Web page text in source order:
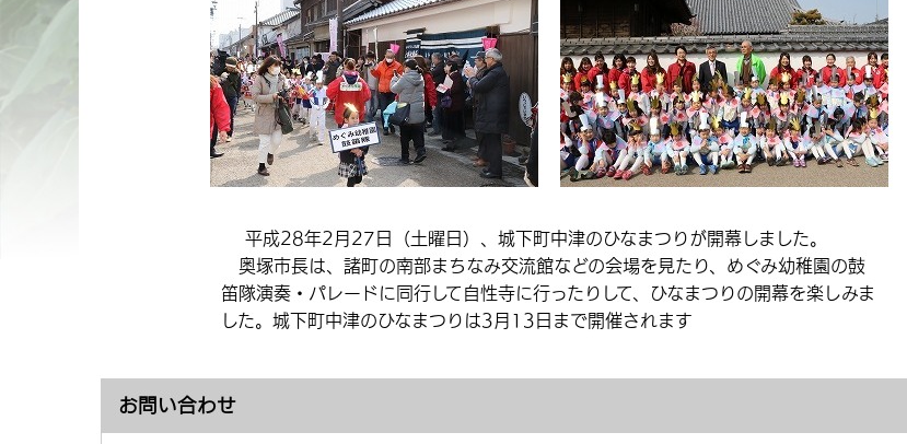
平成28年2月27日（土曜日）、城下町中津のひなまつりが開幕しました。
奥塚市長は、諸町の南部まちなみ交流館などの会場を見たり、めぐみ幼稚園の鼓
笛隊演奏・パレードに同行して自性寺に行ったりして、ひなまつりの開幕を楽しみま
した。城下町中津のひなまつりは3月13日まで開催されます
お問い合わせ